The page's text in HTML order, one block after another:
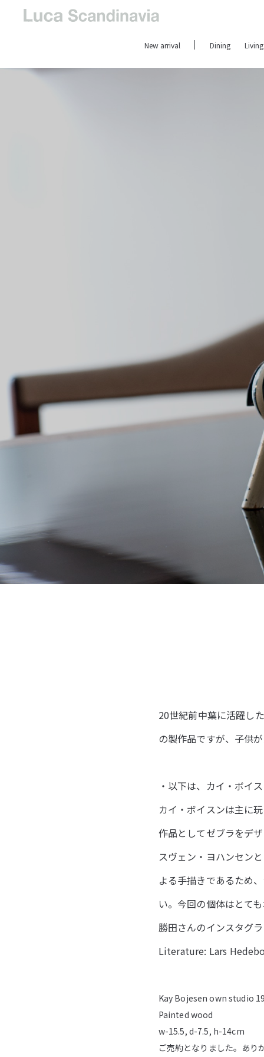
New arrival Dining Living
20世紀前中葉に活躍し
の製作品ですが、子供
・以下は、カイ・ボイ
カイ・ボイスンは主に
作品としてゼブラをデ
スヴェン・ヨハンセン
よる手描きであるため
い。今回の個体はとて
勝田さんのインスタグ
Literature: Lars Hedebo
Kay Bojesen own studio
Painted wood
w-15.5, d-7.5, h-14cm
ご売約となりました。あり